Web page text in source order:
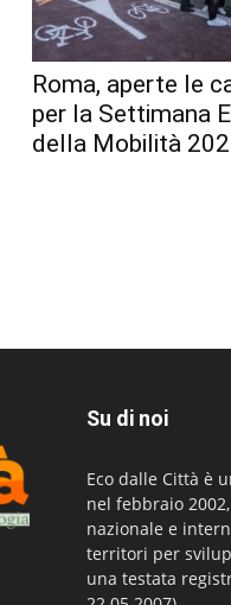
Roma, aperte le
per la Settimana
della Mobilità
Su di noi
Eco dalle Città è
nel febbraio
nazionale e
territori per
una testata